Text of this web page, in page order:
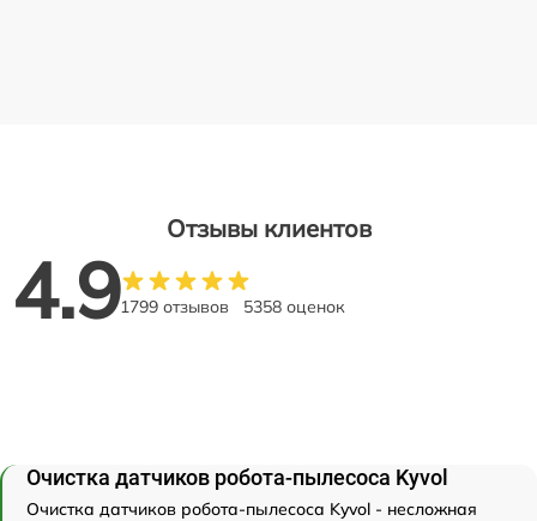
Отзывы клиентов
4.91799 отзывов 5358 оценок
Очистка датчиков робота-пылесоса Kyvol
Очистка датчиков робота-пылесоса Kyvol - несложная